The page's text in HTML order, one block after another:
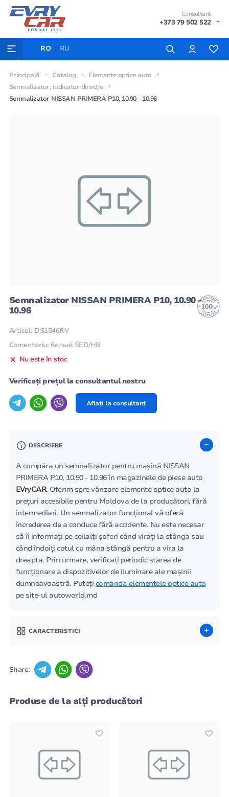
Consultant
+373 79 502 522
RO RU
Principală Catalog
Elemente optice auto
Semnalizator, indicator direcție
Semnalizator NISSAN PRIMERA P10, 10.90 - 10.96
Semnalizator NISSAN PRIMERA P10, 10.90 -
10.96
Articol: DS1546RV
Comentariu: белый SED/HB
Nu este în stoc
Verificați prețul la consultantul nostru
Aflați la consultant
DESCRIERE
A cumpăra un semnalizator pentru mașină NISSAN
PRIMERA P10, 10.90 - 10.96 în magazinele de piese auto
EVryCAR. Oferim spre vânzare elemente optice auto la
prețuri accesibile pentru Moldova de la producători, fără
intermediari. Un semnalizator funcțional vă oferă
încrederea de a conduce fără accidente. Nu este necesar
să îi informați pe ceilalți șoferi când virați la stânga sau
când îndoiți cotul cu mâna stângă pentru a vira la
dreapta. Prin urmare, verificați periodic starea de
funcționare a dispozitivelor de iluminare ale mașinii
dumneavoastră. Puteți comanda elementele optice auto
pe site-ul autoworld.md
CARACTERISTICI
Share:
Produse de la alți producători